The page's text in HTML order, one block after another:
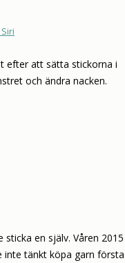
efter att sätta stickorna i
och ändra nacken.
en själv. Våren 2015
inte tänkt köpa garn första